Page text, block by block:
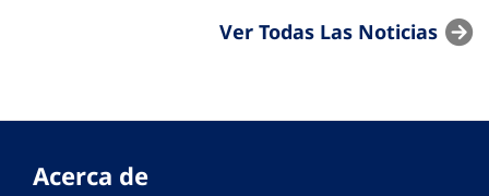
Ver Todas Las Noticias
Acerca de